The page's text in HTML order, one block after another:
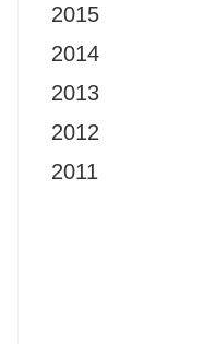
2015
2014
2013
2012
2011